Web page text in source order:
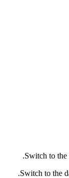
Switch to the
Switch to the